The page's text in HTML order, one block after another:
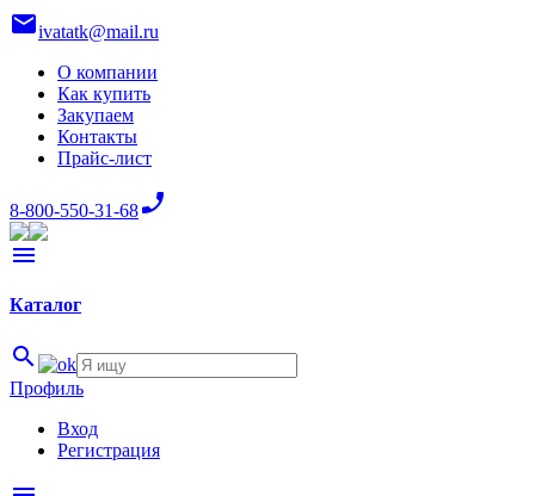
mailivatatk@mail.ru
О компании
Как купить
Закупаем
Контакты
Прайс-лист
8-800-550-31-68phone_enabled
menu
Каталог
search
Профиль
Вход
Регистрация